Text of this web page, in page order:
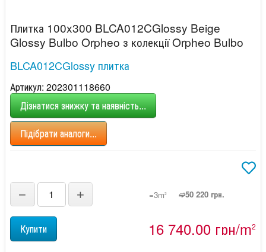
Плитка 100x300 BLCA012CGlossy Beige
Glossy Bulbo Orpheo з колекції Orpheo Bulbo
BLCA012CGlossy плитка
Артикул: 202301118660
Дізнатися знижку та наявність...
Підібрати аналоги...
− + =3m2 ➫50 220 грн.
16 740,00 грн/m2